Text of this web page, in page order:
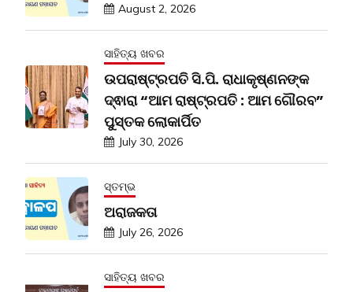
August 2, 2026
ସାହିତ୍ୟ ଖବର
ଉପରାଷ୍ଟ୍ରପତି ସି.ପି. ରାଧାକୃଷ୍ଣନଙ୍କ
ଦ୍ଵାରା “ଆମ ରାଷ୍ଟ୍ରପତି : ଆମ ଗୌରବ”
ପୁସ୍ତକ ଲୋକାର୍ପିତ
July 30, 2026
ସ୍ତମ୍ଭ
ଅରାଜକତା
July 26, 2026
ସାହିତ୍ୟ ଖବର